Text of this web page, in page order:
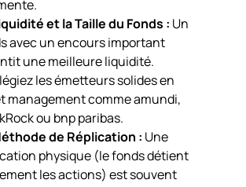
et la Taille du Fonds : Un
avec un encours important
une meilleure liquidité.
les émetteurs solides en
management comme amundi,
ou bnp paribas.
de Réplication : Une
physique (le fonds détient
les actions) est souvent